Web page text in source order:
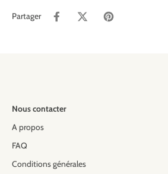
Partager
Nous contacter
A propos
FAQ
Conditions générales